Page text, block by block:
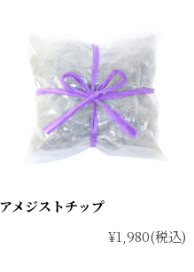
アメジストチップ
¥1,980(税込)